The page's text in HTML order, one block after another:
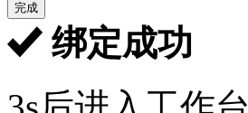
完成
绑定成功